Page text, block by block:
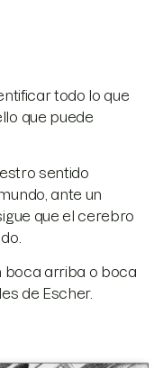
todo lo que
que puede
sentido
ante un
que el cerebro
boca arriba o boca
de Escher.